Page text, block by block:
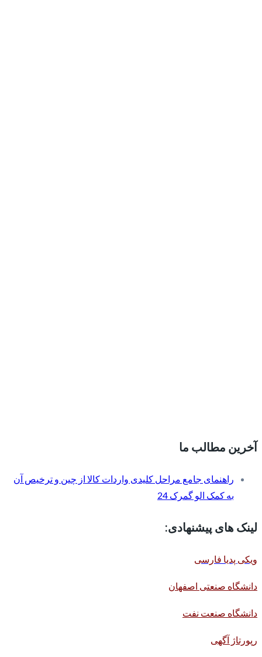
آخرین مطالب ما
راهنمای جامع مراحل کلیدی واردات کالا از چین و ترخیص آن
به کمک الو گمرک 24
لینک های پیشنهادی:
ویکی پدیا فارسی
دانشگاه صنعتی اصفهان
دانشگاه صنعت نفت
رپورتاژ آگهی